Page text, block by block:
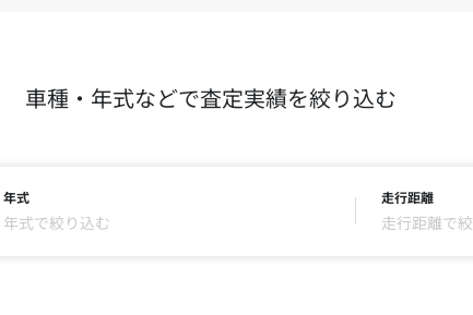
車種・年式などで査定実績を絞り込む
年式
年式で絞り込む
走行距離
走行距離で